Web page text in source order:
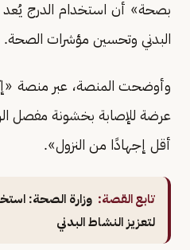
بصحة» أن استخدام الدرج يُعد
البدني وتحسين مؤشرات الصحة.
وأوضحت المنصة، عبر منصة
عرضة للإصابة بخشونة مفصل
أقل إجهادًا من النزول».
تابع القصة: وزارة الصحة:
لتعزيز النشاط البدني